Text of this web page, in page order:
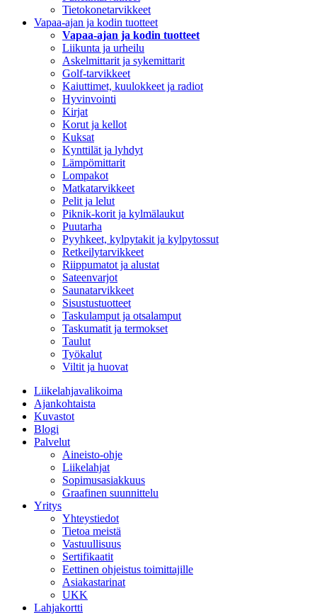
Tietokonetarvikkeet
Vapaa-ajan ja kodin tuotteet
Vapaa-ajan ja kodin tuotteet
Liikunta ja urheilu
Askelmittarit ja sykemittarit
Golf-tarvikkeet
Kaiuttimet, kuulokkeet ja radiot
Hyvinvointi
Kirjat
Korut ja kellot
Kuksat
Kynttilät ja lyhdyt
Lämpömittarit
Lompakot
Matkatarvikkeet
Pelit ja lelut
Piknik-korit ja kylmälaukut
Puutarha
Pyyhkeet, kylpytakit ja kylpytossut
Retkeilytarvikkeet
Riippumatot ja alustat
Sateenvarjot
Saunatarvikkeet
Sisustustuotteet
Taskulamput ja otsalamput
Taskumatit ja termokset
Taulut
Työkalut
Viltit ja huovat
Liikelahjavalikoima
Ajankohtaista
Kuvastot
Blogi
Palvelut
Aineisto-ohje
Liikelahjat
Sopimusasiakkuus
Graafinen suunnittelu
Yritys
Yhteystiedot
Tietoa meistä
Vastuullisuus
Sertifikaatit
Eettinen ohjeistus toimittajille
Asiakastarinat
UKK
Lahjakortti